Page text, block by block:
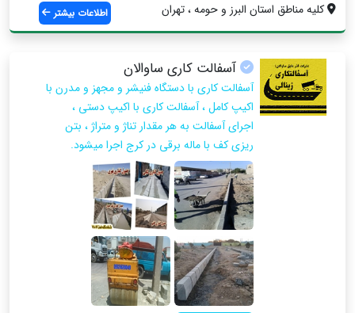
کلیه مناطق استان البرز و حومه ، تهران اطلاعات بیشتر
آسفالت کاری ساوالان
آسفالت کاری با دستگاه فنیشر و مجهز و مدرن با
اکیپ کامل ، آسفالت کاری با اکیپ دستی ،
اجرای آسفالت به هر مقدار تناژ و متراژ ، بتن
ریزی کف با ماله برقی در کرج اجرا میشود.